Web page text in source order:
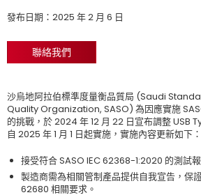
發布日期：2025 年 2 月 6 日
聯絡我們
沙烏地阿拉伯標準度量衡品質局 (Saudi
Quality Organization, SASO) 為因應實施
的挑戰，於 2024 年 12 月 22 日宣布調整 USB
自 2025 年 1 月 1 日起實施，實施內容更新如下：
接受符合 SASO IEC 62368-1:2020 的測試報
製造商需為相關管制產品提供自我宣告，保
62680 相關要求。